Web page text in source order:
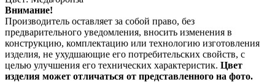
Внимание!
Производитель оставляет за собой право, без
предварительного уведомления, вносить изменения в
конструкцию, комплектацию или технологию изготовления
изделия, не ухудшающие его потребительских свойств, с
целью улучшения его технических характеристик. Цвет
изделия может отличаться от представленного на фото.